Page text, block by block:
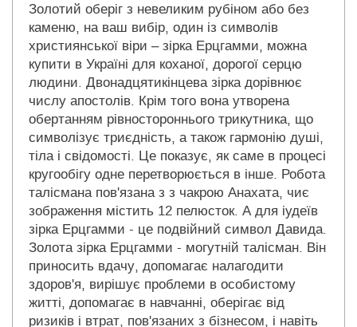
Золотий оберіг з невеликим рубіном або без
каменю, на ваш вибір, один із символів
християнської віри – зірка Ерцгамми, можна
купити в Україні для коханої, дорогої серцю
людини. Двонадцятикінцева зірка дорівнює
числу апостолів. Крім того вона утворена
обертанням рівностороннього трикутника, що
символізує триєдність, а також гармонію душі,
тіла і свідомості. Це показує, як саме в процесі
кругообігу одне перетворюється в інше. Робота
талісмана пов'язана з з чакрою Анахата, чиє
зображення містить 12 пелюсток. А для іудеїв
зірка Ерцгамми - це подвійний символ Давида.
Золота зірка Ерцгамми - могутній талісман. Він
приносить вдачу, допомагає налагодити
здоров'я, вирішує проблеми в особистому
житті, допомагає в навчанні, оберігає від
ризиків і втрат, пов'язаних з бізнесом, і навіть